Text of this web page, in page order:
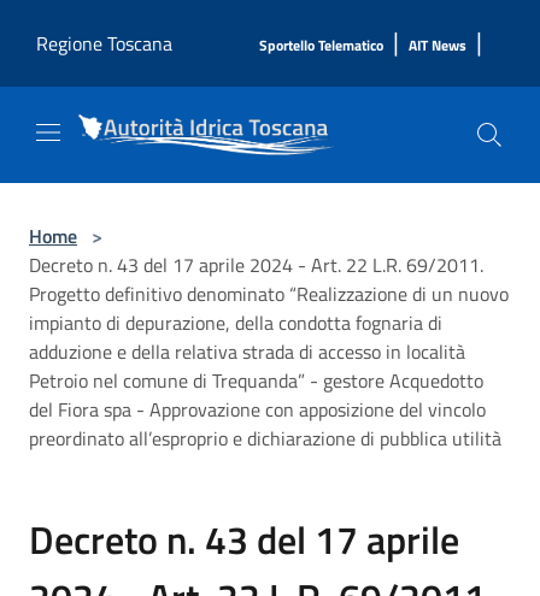
Regione Toscana
Sportello Telematico | AIT News |
Home >
Decreto n. 43 del 17 aprile 2024 - Art. 22 L.R. 69/2011.
Progetto definitivo denominato “Realizzazione di un nuovo
impianto di depurazione, della condotta fognaria di
adduzione e della relativa strada di accesso in località
Petroio nel comune di Trequanda” - gestore Acquedotto
del Fiora spa - Approvazione con apposizione del vincolo
preordinato all’esproprio e dichiarazione di pubblica utilità
Decreto n. 43 del 17 aprile